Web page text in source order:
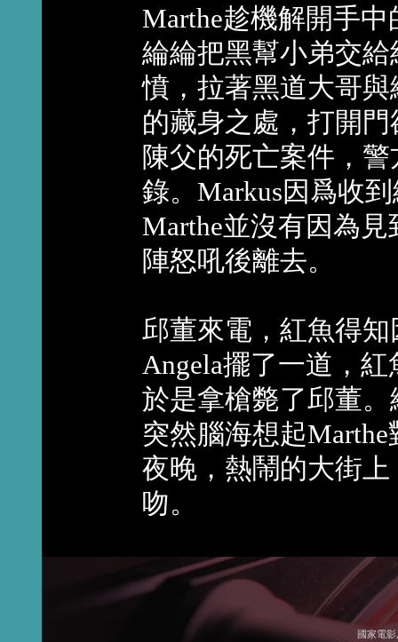
Marthe趁機解開手
綸綸把黑幫小弟交
憤，拉著黑道大哥
的藏身之處，打開
陳父的死亡案件，
錄。Markus因爲收
Marthe並沒有因為
陣怒吼後離去。
邱董來電，紅魚得
Angela擺了一道，
於是拿槍斃了邱董
突然腦海想起
夜晚，熱鬧的大街
吻。
國家電